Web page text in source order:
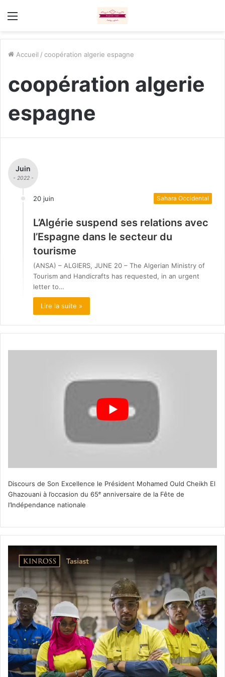
Menu
Accueil / coopération algerie espagne
coopération algerie
espagne
Juin
- 2022 -
20 juin Sahara Occidental
L’Algérie suspend ses relations avec
l’Espagne dans le secteur du
tourisme
(ANSA) – ALGIERS, JUNE 20 – The Algerian Ministry of
Tourism and Handicrafts has requested, in an urgent
letter to…
Lire la suite »
Discours de Son Excellence le Président Mohamed Ould Cheikh El
Ghazouani à l’occasion du 65ᵉ anniversaire de la Fête de
l’Indépendance nationale